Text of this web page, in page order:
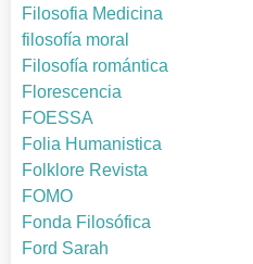
Filosofia Medicina
filosofía moral
Filosofía romántica
Florescencia
FOESSA
Folia Humanistica
Folklore Revista
FOMO
Fonda Filosófica
Ford Sarah